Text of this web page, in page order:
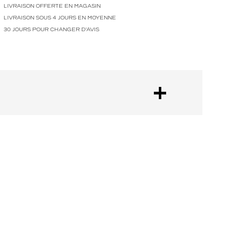
LIVRAISON OFFERTE EN MAGASIN
LIVRAISON SOUS 4 JOURS EN MOYENNE
30 JOURS POUR CHANGER D'AVIS